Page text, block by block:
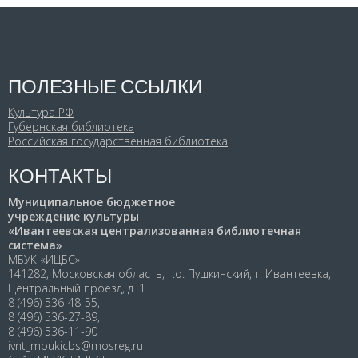
ПОЛЕЗНЫЕ ССЫЛКИ
Культура РФ
Губернская библиотека
Российская государственная библиотека
КОНТАКТЫ
Муниципальное бюджетное
учреждение культуры
«Ивантеевская централизованная библиотечная
система»
МБУК «ИЦБС»
141282, Московская область, г.о. Пушкинский, г. Ивантеевка,
Центральный проезд, д. 1
8 (496) 536-48-55,
8 (496) 536-27-89,
8 (496) 536-11-90
ivnt_mbukicbs@mosreg.ru